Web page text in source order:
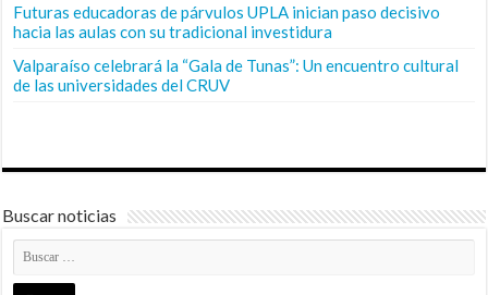
Futuras educadoras de párvulos UPLA inician paso decisivo
hacia las aulas con su tradicional investidura
Valparaíso celebrará la “Gala de Tunas”: Un encuentro cultural
de las universidades del CRUV
Buscar noticias